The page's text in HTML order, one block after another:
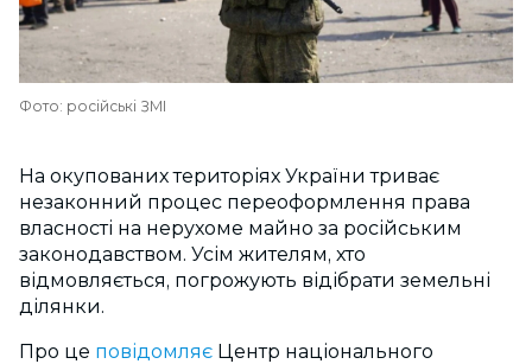
Фото: російські ЗМІ
На окупованих територіях України триває
незаконний процес переоформлення права
власності на нерухоме майно за російським
законодавством. Усім жителям, хто
відмовляється, погрожують відібрати земельні
ділянки.
Про це повідомляє Центр національного